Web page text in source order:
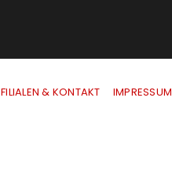
FILIALEN & KONTAKT IMPRESSUM